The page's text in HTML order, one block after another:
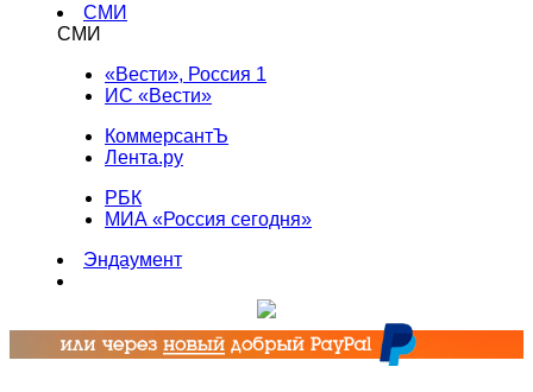
СМИ
СМИ
«Вести», Россия 1
ИС «Вести»
КоммерсантЪ
Лента.ру
РБК
МИА «Россия сегодня»
Эндаумент